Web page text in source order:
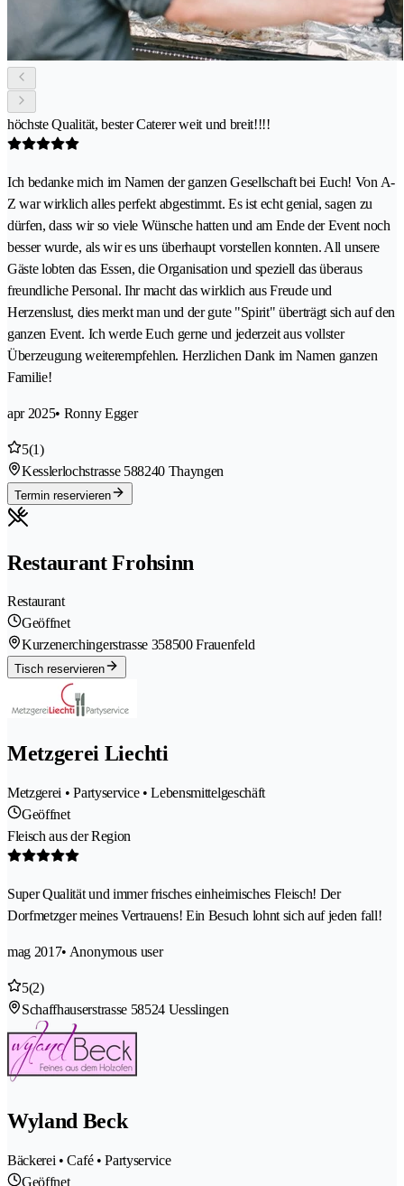
höchste Qualität, bester Caterer weit und breit!!!!
Ich bedanke mich im Namen der ganzen Gesellschaft bei Euch! Von A-
Z war wirklich alles perfekt abgestimmt. Es ist echt genial, sagen zu
dürfen, dass wir so viele Wünsche hatten und am Ende der Event noch
besser wurde, als wir es uns überhaupt vorstellen konnten. All unsere
Gäste lobten das Essen, die Organisation und speziell das überaus
freundliche Personal. Ihr macht das wirklich aus Freude und
Herzenslust, dies merkt man und der gute "Spirit" überträgt sich auf den
ganzen Event. Ich werde Euch gerne und jederzeit aus vollster
Überzeugung weiterempfehlen. Herzlichen Dank im Namen ganzen
Familie!
apr 2025• Ronny Egger
5(1)
Kesslerlochstrasse 588240 Thayngen
Termin reservieren
Restaurant Frohsinn
Restaurant
Geöffnet
Kurzenerchingerstrasse 358500 Frauenfeld
Tisch reservieren
Metzgerei Liechti
Metzgerei • Partyservice • Lebensmittelgeschäft
Geöffnet
Fleisch aus der Region
Super Qualität und immer frisches einheimisches Fleisch! Der
Dorfmetzger meines Vertrauens! Ein Besuch lohnt sich auf jeden fall!
mag 2017• Anonymous user
5(2)
Schaffhauserstrasse 58524 Uesslingen
Wyland Beck
Bäckerei • Café • Partyservice
Geöffnet